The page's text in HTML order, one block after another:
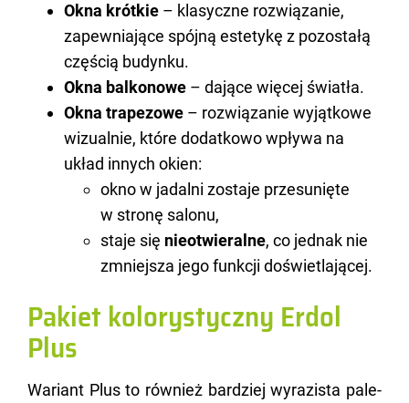
Okna krótkie – klasyczne rozwiązanie,
zapewniające spójną estetykę z pozostałą
częścią budynku.
Okna balkonowe – dające więcej światła.
Okna trapezowe – rozwiązanie wyjątkowe
wizualnie, które dodatkowo wpływa na
układ innych okien:
okno w jadalni zostaje przesunięte
w stronę salonu,
staje się nieotwieralne, co jednak nie
zmniejsza jego funkcji doświetlającej.
Pakiet kolorystyczny Erdol
Plus
Wa­riant Plus to rów­nież bar­dziej wy­ra­zi­sta pa­le­